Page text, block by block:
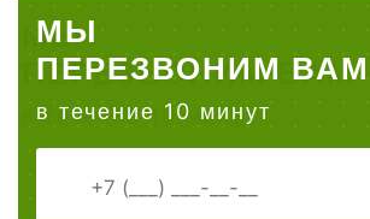
МЫ
ПЕРЕЗВОНИМ ВАМ
в течение 10 минут